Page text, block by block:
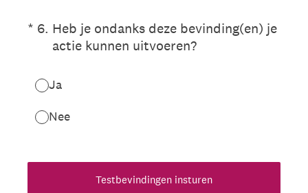
* 6. Heb je ondanks deze bevinding(en) je
actie kunnen uitvoeren?
(Vereist.)
Ja
Nee
Testbevindingen insturen